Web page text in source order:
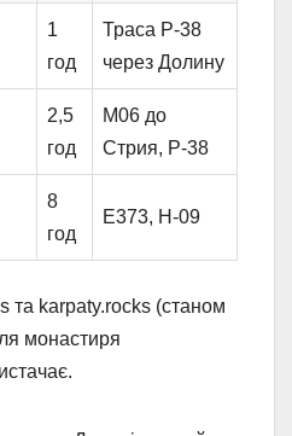
1
год
Траса Р-38
через Долину
2,5
год
М06 до
Стрия, Р-38
8
год
Е373, Н-09
та karpaty.rocks (станом
монастиря